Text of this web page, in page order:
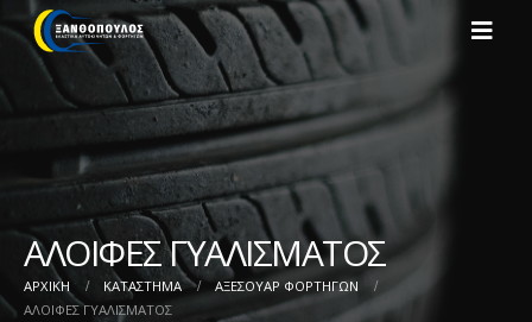
ΑΛΟΙΦΕΣ ΓΥΑΛΙΣΜΑΤΟΣ
ΑΡΧΙΚΉ ΚΑΤΆΣΤΗΜΑ
ΑΞΕΣΟΥΑΡ ΦΟΡΤΗΓΩΝ
ΑΛΟΙΦΕΣ ΓΥΑΛΙΣΜΑΤΟΣ